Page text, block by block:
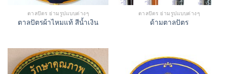
ตาลปัตร ย่ามรูปแบบต่างๆ
ตาลปัตรผ้าไหมแท้ สีน้ำเงิน
ตาลปัตร ย่ามรูปแบบต่างๆ
ด้ามตาลปัตร